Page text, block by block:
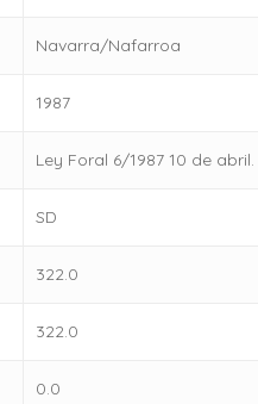
Navarra/Nafarroa
1987
Ley Foral 6/1987 10 de
SD
322.0
322.0
0.0